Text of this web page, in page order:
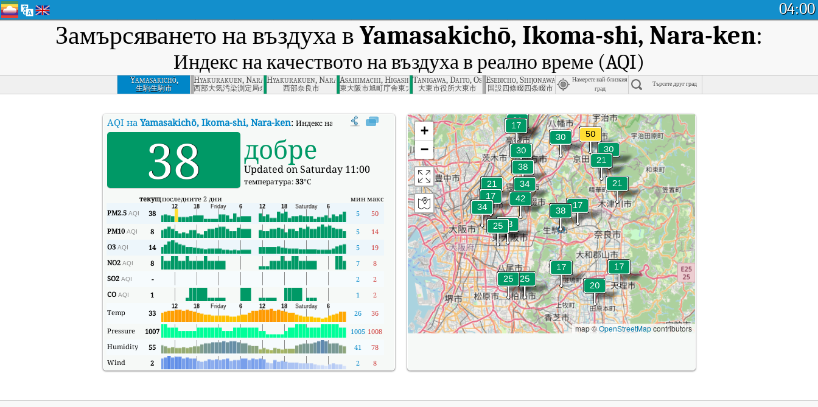
04:00
Замърсяването на въздуха вYamasakichō, Ikoma-shi, Nara-ken:
Индекс на качеството на въздуха в реално време (AQI)
Yamasakichō,
Ikoma-shi, Nara-
ken
生駒生駒市
Hyakurakuen, Nara, Nara
西部大気汚染測定局奈良市
Hyakurakuen, Nara, Nara
西部奈良市
Asahimachi, Higashiosaka, Osaka Prefecture
東大阪市旭町庁舎東大阪市
Tanigawa, Daito, Osaka Prefecture
大東市役所大東市
Esebicho, Shijonawate, Osaka Prefecture
国設四條畷四条畷市
Намерете най-близкия
град
Търсете друг град
AQI на Yamasakichō, Ikoma-shi, Nara-ken: Индекс на качеството на въздуха в реално време (AQI) на Yamasakichō, Ikoma-shi, Nara-ken.
38 добре
Updated on Saturday 11:00
температура:33°C
текущпоследните 2 дни минмакс
PM2.5 AQI 38 5
50
PM10 AQI 8 5
14
O3 AQI 14 5
19
NO2 AQI 8 7
8
SO2 AQI - 2
2
CO AQI 1 1
2
Temp
33 26
36
Pressure
1007 1005 1008
Humidity
55 41
78
Wind
2 2 8
+
−
map ©OpenStreetMapcontributors